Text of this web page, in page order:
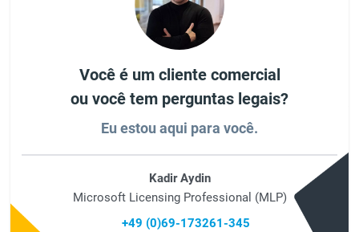
Você é um cliente comercial
ou você tem perguntas legais?
Eu estou aqui para você.
Kadir Aydin
Microsoft Licensing Professional (MLP)
+49 (0)69-173261-345